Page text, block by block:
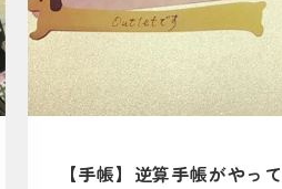
【手帳】逆算手帳がやっ